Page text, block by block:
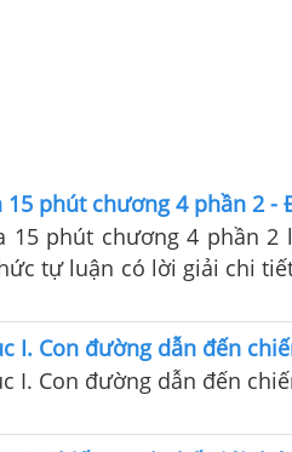
phút chương 4 phần 2 -
15 phút chương 4 phần
tự luận có lời giải chi
I. Con đường dẫn đến
I. Con đường dẫn đến